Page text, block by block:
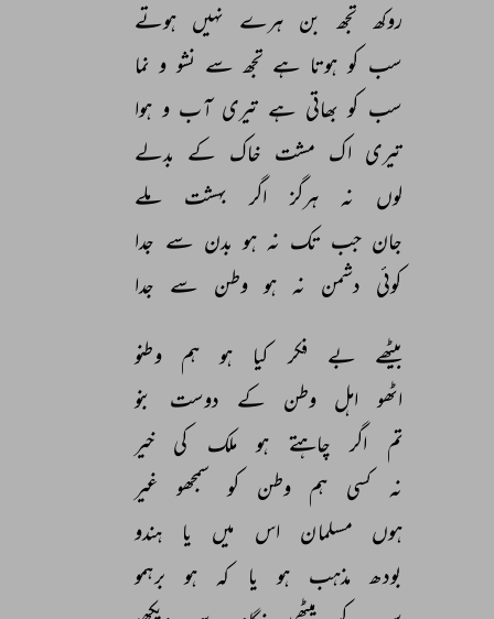
روکھ تجھ بن ہرے نہیں ہوتے
سب کو ہوتا ہے تجھ سے نشو و نما
سب کو بھاتی ہے تیری آب و ہوا
تیری اک مشت خاک کے بدلے
لوں
نہ ہرگز اگر بہشت
ملے
جان جب تک نہ ہو بدن سے جدا
کوئی دشمن نہ ہو وطن سے جدا
بیٹھے بے فکر کیا ہو ہم
وطنو
اٹھو اہل وطن کے دوست
بنو
تم
اگر چاہتے ہو ملک کی
خیر
نہ
کسی ہم وطن کو سمجھو
غیر
ہوں
مسلمان اس میں یا
ہندو
بودھ مذہب ہو یا کہ ہو
برہمو